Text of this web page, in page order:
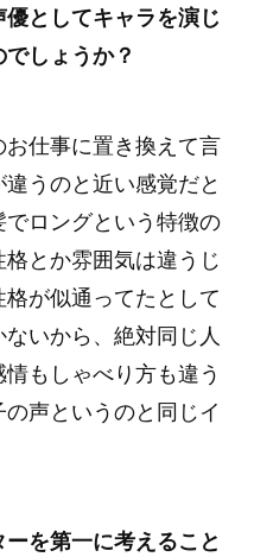
としてキャラを演じ
しょうか？
仕事に置き換えて言
うのと近い感覚だと
ロングという特徴の
とか雰囲気は違うじ
が似通ってたとして
いから、絶対同じ人
もしゃべり方も違う
声というのと同じイ
を第一に考えること